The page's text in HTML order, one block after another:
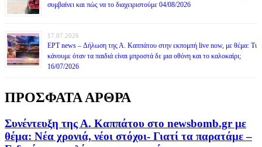
συμβαίνει και πώς να το διαχειριστούμε 04/08/2026
17.07.2026
ΕΡΤ news – Δήλωση της Α. Καππάτου στην εκπομπή live now, με θέμα: Τι
κάνουμε όταν τα παιδιά είναι μπροστά δε μια οθόνη και το καλοκαίρι;
16/07/2026
ΠΡΟΣΦΑΤΑ ΑΡΘΡΑ
Συνέντευξη της Α. Καππάτου στο newsbomb.gr με
θέμα: Νέα χρονιά, νέοι στόχοι- Γιατί τα παρατάμε –